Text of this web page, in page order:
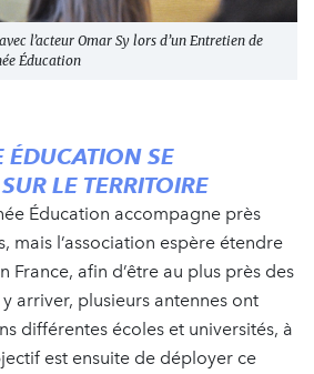
l’acteur Omar Sy lors d’un Entretien de
Éducation
ÉDUCATION SE
LE TERRITOIRE
Éducation accompagne près
mais l’association espère étendre
France, afin d’être au plus près des
arriver, plusieurs antennes ont
différentes écoles et universités, à
est ensuite de déployer ce